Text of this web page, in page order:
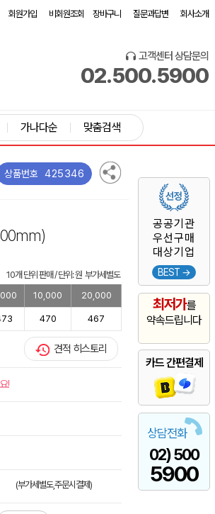
회원가입 비회원조회 장바구니 질문과답변 회사소개
고객센터 상담문의
02.500.5900
공공기관
우선구매
대상기업
BEST →
최저가를
약속드립니다
카드 간편결제
상담전화
02) 500
5900
가나다순 맞춤검색
상품번호 425346
10개 단위 판매 / 단위: 원 부가세별도
10,000 20,000
470 467
견적 히스토리
!
(부가세별도,주문시결제)